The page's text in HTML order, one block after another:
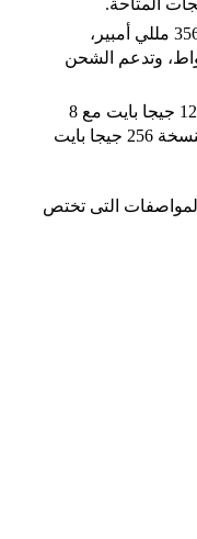
تكون البطارية الخاصة بالهاتف بسعة 3561 مللي أمبير،
الهاتف الشحن السريع بقوة 30 واط، وتدعم الشحن
ولشراء الهاتف من السعودية للنسخة 128 جيجا بايت مع 8
جيجا رام بسعر 3800 ريال سعودي، وللنسخة 256 جيجا بايت
التى تختص